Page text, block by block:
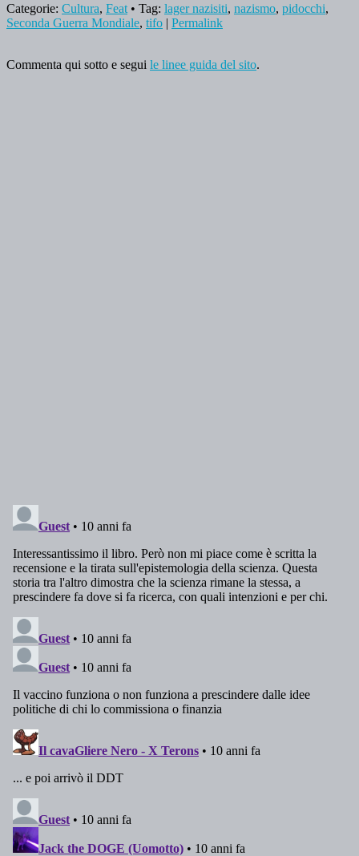
Categorie: Cultura, Feat • Tag: lager nazisiti, nazismo, pidocchi,
Seconda Guerra Mondiale, tifo | Permalink
Commenta qui sotto e segui le linee guida del sito.